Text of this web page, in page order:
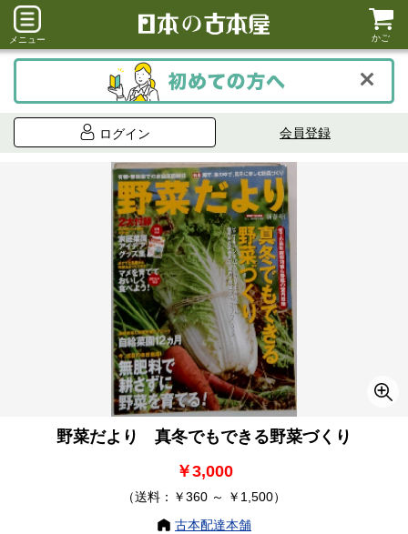
メニュー かご
ログイン 会員登録
野菜だより 真冬でもできる野菜づくり
￥3,000
（送料：￥360 ～ ￥1,500）
古本配達本舗